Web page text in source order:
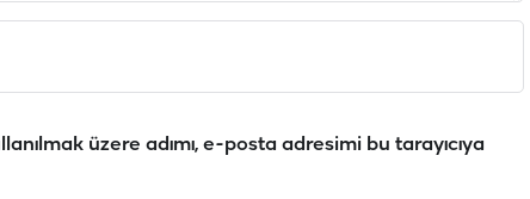
üzere adımı, e-posta adresimi bu tarayıcıya